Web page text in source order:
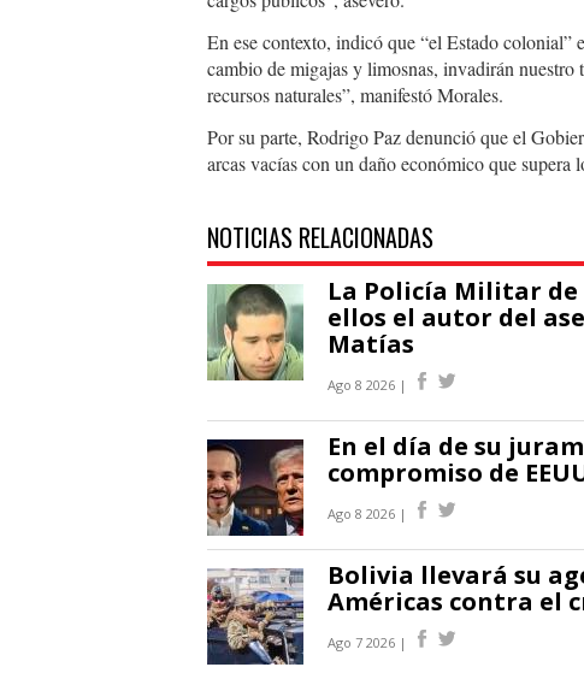
En ese contexto, indicó que “el Estado colonial”
cambio de migajas y limosnas, invadirán
recursos naturales”, manifestó Morales.
Por su parte, Rodrigo Paz denunció que el
arcas vacías con un daño económico que supera
NOTICIAS RELACIONADAS
La Policía Militar
ellos el autor del
Matías
Ago 8 2026 |
En el día de su
compromiso de
Ago 8 2026 |
Bolivia llevará su
Américas contra el
Ago 7 2026 |